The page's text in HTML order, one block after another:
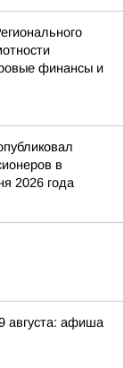
финансы и
в
2026 года
августа: афиша